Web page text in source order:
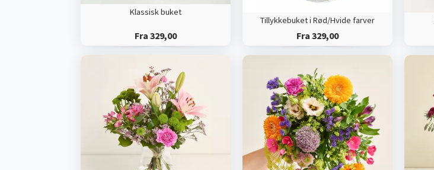
Klassisk buket
Fra 329,00
Tillykkebuket i Rød/Hvide farver
Fra 329,00